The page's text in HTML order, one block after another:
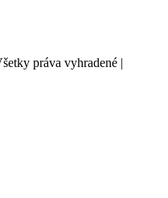
práva vyhradené |